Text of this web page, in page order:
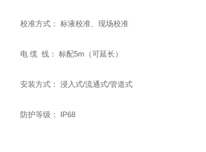
校准方式： 标液校准、现场校准
电 缆 线： 标配5m（可延长）
安装方式： 浸入式/流通式/管道式
防护等级： IP68